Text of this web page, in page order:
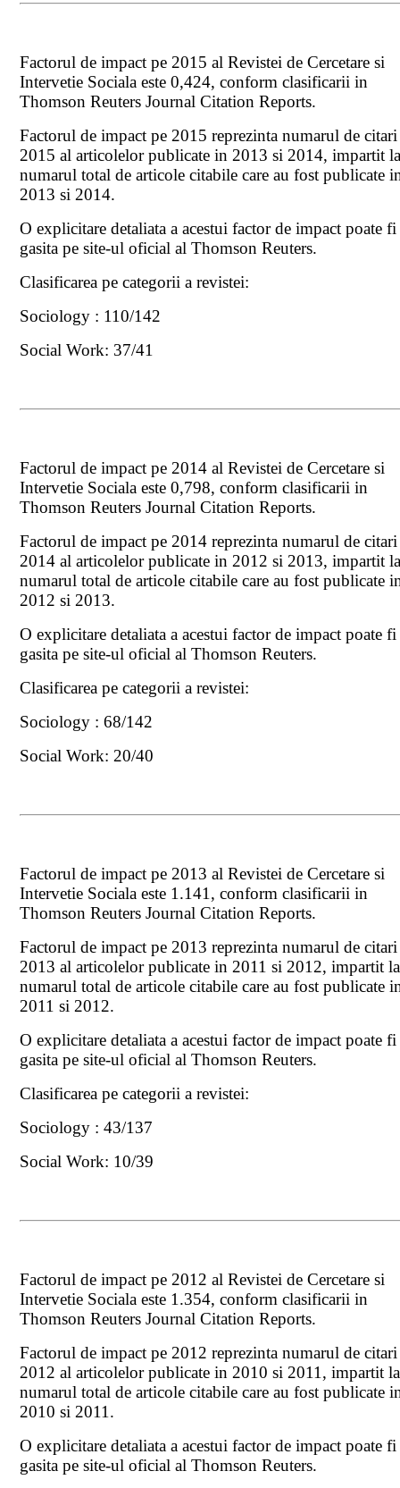
Factorul de impact pe 2015 al Revistei de Cercetare si
Intervetie Sociala este 0,424, conform clasificarii in
Thomson Reuters Journal Citation Reports.
Factorul de impact pe 2015 reprezinta numarul de
2015 al articolelor publicate in 2013 si 2014, impartit
numarul total de articole citabile care au fost publicate
2013 si 2014.
O explicitare detaliata a acestui factor de impact poate fi
gasita pe site-ul oficial al Thomson Reuters.
Clasificarea pe categorii a revistei:
Sociology : 110/142
Social Work: 37/41
Factorul de impact pe 2014 al Revistei de Cercetare si
Intervetie Sociala este 0,798, conform clasificarii in
Thomson Reuters Journal Citation Reports.
Factorul de impact pe 2014 reprezinta numarul de
2014 al articolelor publicate in 2012 si 2013, impartit
numarul total de articole citabile care au fost publicate
2012 si 2013.
O explicitare detaliata a acestui factor de impact poate fi
gasita pe site-ul oficial al Thomson Reuters.
Clasificarea pe categorii a revistei:
Sociology : 68/142
Social Work: 20/40
Factorul de impact pe 2013 al Revistei de Cercetare si
Intervetie Sociala este 1.141, conform clasificarii in
Thomson Reuters Journal Citation Reports.
Factorul de impact pe 2013 reprezinta numarul de
2013 al articolelor publicate in 2011 si 2012, impartit la
numarul total de articole citabile care au fost publicate
2011 si 2012.
O explicitare detaliata a acestui factor de impact poate fi
gasita pe site-ul oficial al Thomson Reuters.
Clasificarea pe categorii a revistei:
Sociology : 43/137
Social Work: 10/39
Factorul de impact pe 2012 al Revistei de Cercetare si
Intervetie Sociala este 1.354, conform clasificarii in
Thomson Reuters Journal Citation Reports.
Factorul de impact pe 2012 reprezinta numarul de
2012 al articolelor publicate in 2010 si 2011, impartit la
numarul total de articole citabile care au fost publicate
2010 si 2011.
O explicitare detaliata a acestui factor de impact poate fi
gasita pe site-ul oficial al Thomson Reuters.